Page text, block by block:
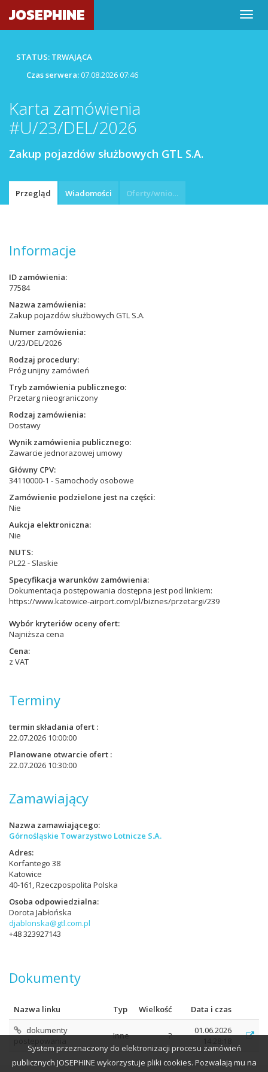
JOSEPHINE
STATUS: TRWAJĄCA
Czas serwera:07.08.2026 07:46
Karta zamówienia
#U/23/DEL/2026
Zakup pojazdów służbowych GTL S.A.
Przegląd Wiadomości Oferty/wnioski
Informacje
ID zamówienia
77584
Nazwa zamówienia
Zakup pojazdów służbowych GTL S.A.
Numer zamówienia
U/23/DEL/2026
Rodzaj procedury
Próg unijny zamówień
Tryb zamówienia publicznego
Przetarg nieograniczony
Rodzaj zamówienia
Dostawy
Wynik zamówienia publicznego
Zawarcie jednorazowej umowy
Główny CPV
34110000-1 - Samochody osobowe
Zamówienie podzielone jest na części
Nie
Aukcja elektroniczna
Nie
NUTS
PL22 - Slaskie
Specyfikacja warunków zamówienia
Dokumentacja postępowania dostępna jest pod linkiem:
https://www.katowice-airport.com/pl/biznes/przetargi/239
Wybór kryteriów oceny ofert
Najniższa cena
Cena
z VAT
Terminy
termin składania ofert
22.07.2026 10:00:00
Planowane otwarcie ofert
22.07.2026 10:30:00
Zamawiający
Nazwa zamawiającego
Górnośląskie Towarzystwo Lotnicze S.A.
Adres
Korfantego 38
Katowice
40-161, Rzeczpospolita Polska
Osoba odpowiedzialna
Dorota Jabłońska
djablonska@gtl.com.pl
+48 323927143
Dokumenty
Nazwa linku Typ Wielkość
Data i czas
dokumenty
Inne ?
01.06.2026
System przeznaczony do elektronizacji procesu zamówień
publicznych JOSEPHINE wykorzystuje pliki cookies. Pozwalają mu na